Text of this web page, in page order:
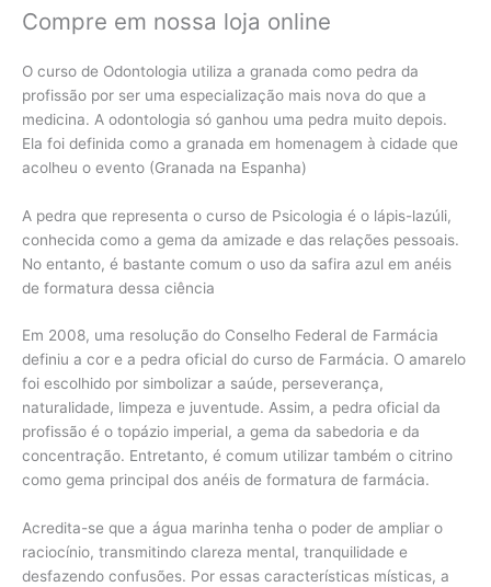
Compre em nossa loja online
O curso de Odontologia utiliza a granada como pedra da
profissão por ser uma especialização mais nova do que a
medicina. A odontologia só ganhou uma pedra muito depois.
Ela foi definida como a granada em homenagem à cidade que
acolheu o evento (Granada na Espanha)
A pedra que representa o curso de Psicologia é o lápis-lazúli,
conhecida como a gema da amizade e das relações pessoais.
No entanto, é bastante comum o uso da safira azul em anéis
de formatura dessa ciência
Em 2008, uma resolução do Conselho Federal de Farmácia
definiu a cor e a pedra oficial do curso de Farmácia. O amarelo
foi escolhido por simbolizar a saúde, perseverança,
naturalidade, limpeza e juventude. Assim, a pedra oficial da
profissão é o topázio imperial, a gema da sabedoria e da
concentração. Entretanto, é comum utilizar também o citrino
como gema principal dos anéis de formatura de farmácia.
Acredita-se que a água marinha tenha o poder de ampliar o
raciocínio, transmitindo clareza mental, tranquilidade e
desfazendo confusões. Por essas características místicas, a